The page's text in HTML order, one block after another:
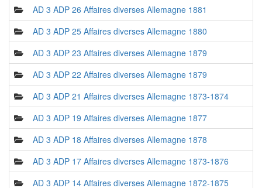
AD 3 ADP 26 Affaires diverses Allemagne 1881
AD 3 ADP 25 Affaires diverses Allemagne 1880
AD 3 ADP 23 Affaires diverses Allemagne 1879
AD 3 ADP 22 Affaires diverses Allemagne 1879
AD 3 ADP 21 Affaires diverses Allemagne 1873-1874
AD 3 ADP 19 Affaires diverses Allemagne 1877
AD 3 ADP 18 Affaires diverses Allemagne 1878
AD 3 ADP 17 Affaires diverses Allemagne 1873-1876
AD 3 ADP 14 Affaires diverses Allemagne 1872-1875